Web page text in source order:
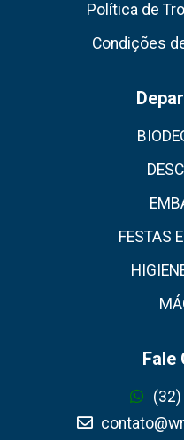
Política de
Condições
FESTAS
Fale